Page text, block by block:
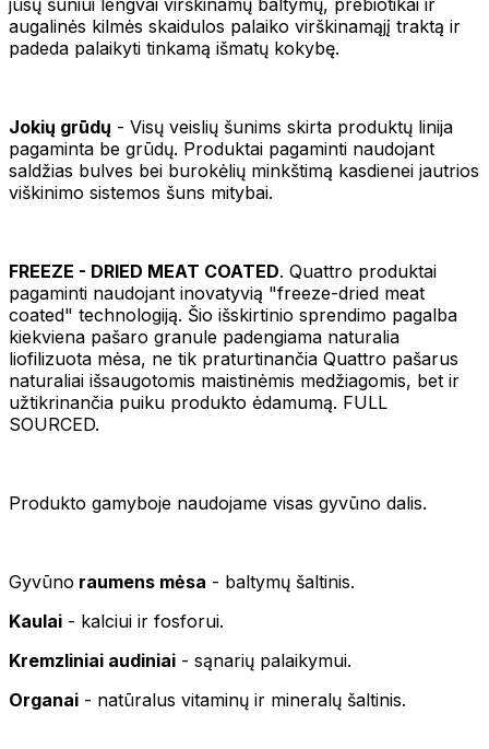
augalinės kilmės skaidulos palaiko virškinamąjį traktą ir
padeda palaikyti tinkamą išmatų kokybę.
Jokių grūdų - Visų veislių šunims skirta produktų linija
pagaminta be grūdų. Produktai pagaminti naudojant
saldžias bulves bei burokėlių minkštimą kasdienei jautrios
viškinimo sistemos šuns mitybai.
FREEZE - DRIED MEAT COATED. Quattro produktai
pagaminti naudojant inovatyvią "freeze-dried meat
coated" technologiją. Šio išskirtinio sprendimo pagalba
kiekviena pašaro granule padengiama naturalia
liofilizuota mėsa, ne tik praturtinančia Quattro pašarus
naturaliai išsaugotomis maistinėmis medžiagomis, bet ir
užtikrinančia puiku produkto ėdamumą. FULL
SOURCED.
Produkto gamyboje naudojame visas gyvūno dalis.
Gyvūno raumens mėsa - baltymų šaltinis.
Kaulai - kalciui ir fosforui.
Kremzliniai audiniai - sąnarių palaikymui.
Organai - natūralus vitaminų ir mineralų šaltinis.